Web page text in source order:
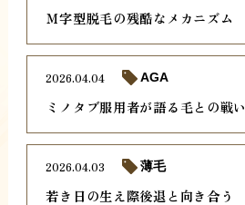
Ｍ字型脱毛の残酷なメカニズム
ミノタブ服用者が語る毛との戦い
2026.04.04 AGA
若き日の生え際後退と向き合う
2026.04.03 薄毛